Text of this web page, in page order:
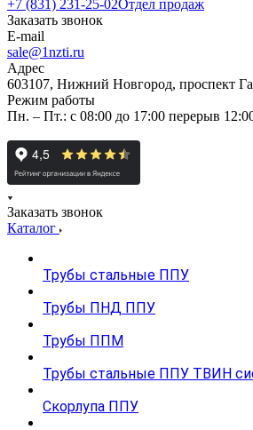
+7 (831) 231-25-02Отдел продаж
Заказать звонок
E-mail
sale@1nzti.ru
Адрес
603107, Нижний Новгород, проспект
Режим работы
Пн. – Пт.: с 08:00 до 17:00 перерыв
Заказать звонок
Каталог
Трубы стальные ППУ
Трубы ПНД ППУ
Трубы ППМ
Трубы стальные ППУ ТВИН
Скорлупа ППУ